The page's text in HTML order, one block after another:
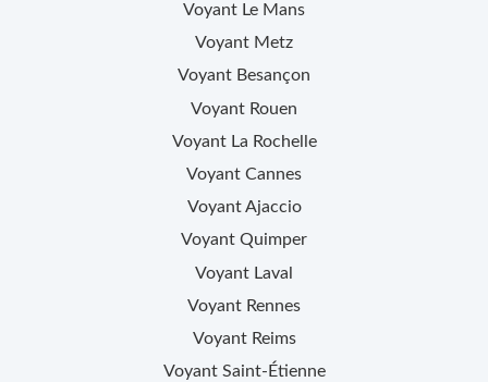
Voyant Le Mans
Voyant Metz
Voyant Besançon
Voyant Rouen
Voyant La Rochelle
Voyant Cannes
VoyantAjaccio
Voyant Quimper
Voyant Laval
Voyant Rennes
Voyant Reims
Voyant Saint-Étienne